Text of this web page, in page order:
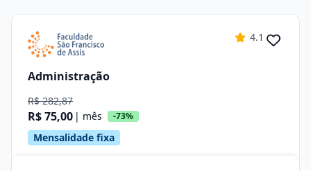
4.1
Administração
R$ 282,87
R$ 75,00 | mês -73%
Mensalidade fixa